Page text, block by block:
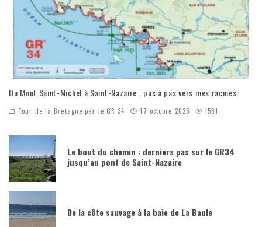
Du Mont Saint-Michel à Saint-Nazaire : pas à pas vers mes racines
Tour de la Bretagne par le GR 34 17 octobre 2025 1581
Le bout du chemin : derniers pas sur le GR34
jusqu’au pont de Saint-Nazaire
De la côte sauvage à la baie de La Baule